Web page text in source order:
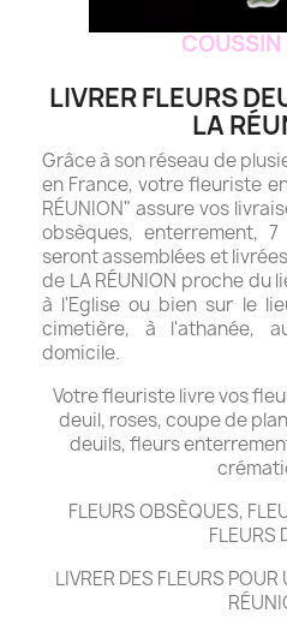
COUSSIN
LIVRER FLEURS
LA
Grâce à son réseau de
en France, votre fleuriste en
RÉUNION" assure vos
obsèques, enterrement,
seront assemblées et
de LA RÉUNION proche du
à l'Eglise ou bien sur le
cimetière, à l'athanée,
domicile.
Votre fleuriste livre vos
deuil, roses, coupe de
deuils, fleurs
FLEURS OBSÈQUES,
FLEURS
LIVRER DES FLEURS